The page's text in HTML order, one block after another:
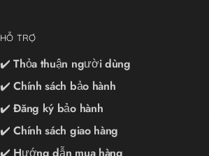
HỖ TRỢ
✔️ Thỏa thuận người dùng
✔️ Chính sách bảo hành
✔️ Đăng ký bảo hành
✔️ Chính sách giao hàng
✔️ Hướng dẫn mua hàng